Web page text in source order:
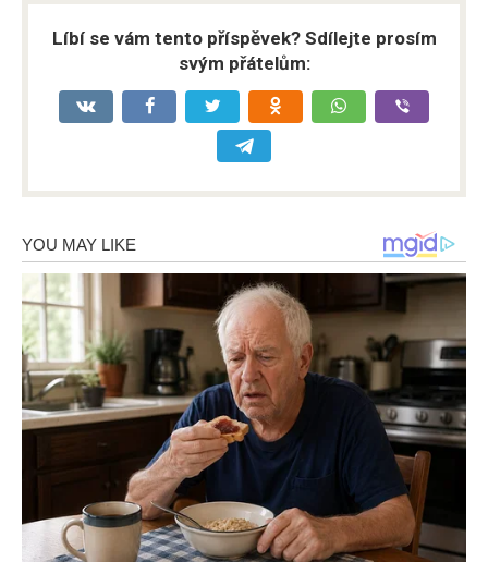
Líbí se vám tento příspěvek? Sdílejte prosím
svým přátelům: